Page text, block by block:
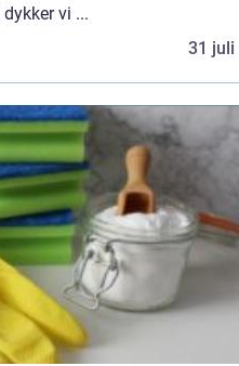
vi ...
31 juli